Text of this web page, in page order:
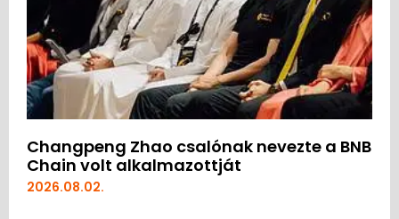
Changpeng Zhao csalónak nevezte a BNB
Chain volt alkalmazottját
2026.08.02.